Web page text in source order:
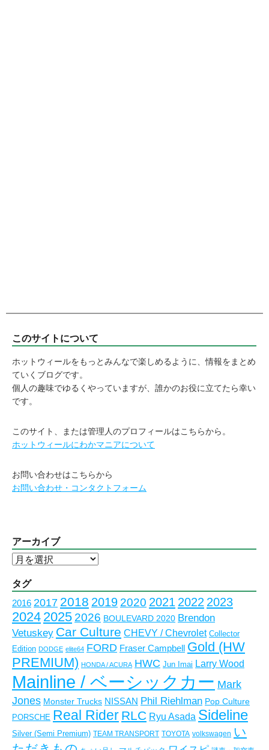
このサイトについて
ホットウィールをもっとみんなで楽しめるように、情報をまとめ
ていくブログです。
個人の趣味でゆるくやっていますが、誰かのお役に立てたら幸い
です。
このサイト、または管理人のプロフィールはこちらから。
ホットウィールにわかマニアについて
お問い合わせはこちらから
お問い合わせ・コンタクトフォーム
アーカイブ
ア
カ
ブ
タグ
2016 2017 2018 2019 2020 2021 2022 2023
2024 2025 2026 BOULEVARD 2020 Brendon
Vetuskey Car Culture CHEVY / Chevrolet Collector
Edition DODGE elite64 FORD Fraser Campbell
Gold (HW
PREMIUM) HONDA / ACURA HWC Jun Imai Larry Wood
Mainline / ベーシックカー Mark
Jones Monster Trucks NISSAN Phil Riehlman Pop Culture
PORSCHE Real Rider RLC Ryu Asada Sideline
Silver (Semi Premium) TEAM TRANSPORT TOYOTA volkswagen い